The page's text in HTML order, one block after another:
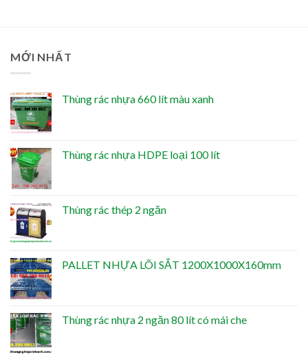
MỚI NHẤT
Thùng rác nhựa 660 lít màu xanh
Thùng rác nhựa HDPE loại 100 lít
Thùng rác thép 2 ngăn
PALLET NHỰA LÕI SẮT 1200X1000X160mm
Thùng rác nhựa 2 ngăn 80 lít có mái che